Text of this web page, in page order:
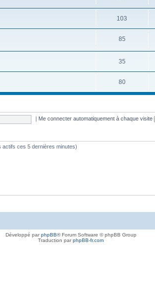
103
85
35
80
Me connecter automatiquement à chaque visite
actifs ces 5 dernières minutes)
Développé parphpBB® Forum Software © phpBB Group
Traduction parphpBB-fr.com